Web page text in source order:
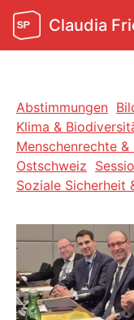
Claudia
Abstimmungen
Klima &
Menschenrechte
Ostschweiz
Soziale Sicherheit